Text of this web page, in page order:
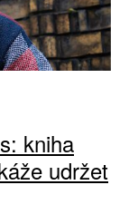
kniha
udržet